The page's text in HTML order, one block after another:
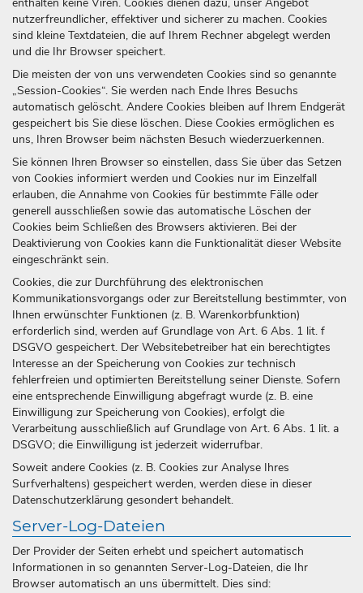
nutzerfreundlicher, effektiver und sicherer zu machen. Cookies
sind kleine Textdateien, die auf Ihrem Rechner abgelegt werden
und die Ihr Browser speichert.
Die meisten der von uns verwendeten Cookies sind so genannte
„Session-Cookies“. Sie werden nach Ende Ihres Besuchs
automatisch gelöscht. Andere Cookies bleiben auf Ihrem Endgerät
gespeichert bis Sie diese löschen. Diese Cookies ermöglichen es
uns, Ihren Browser beim nächsten Besuch wiederzuerkennen.
Sie können Ihren Browser so einstellen, dass Sie über das Setzen
von Cookies informiert werden und Cookies nur im Einzelfall
erlauben, die Annahme von Cookies für bestimmte Fälle oder
generell ausschließen sowie das automatische Löschen der
Cookies beim Schließen des Browsers aktivieren. Bei der
Deaktivierung von Cookies kann die Funktionalität dieser Website
eingeschränkt sein.
Cookies, die zur Durchführung des elektronischen
Kommunikationsvorgangs oder zur Bereitstellung bestimmter, von
Ihnen erwünschter Funktionen (z. B. Warenkorbfunktion)
erforderlich sind, werden auf Grundlage von Art. 6 Abs. 1 lit. f
DSGVO gespeichert. Der Websitebetreiber hat ein berechtigtes
Interesse an der Speicherung von Cookies zur technisch
fehlerfreien und optimierten Bereitstellung seiner Dienste. Sofern
eine entsprechende Einwilligung abgefragt wurde (z. B. eine
Einwilligung zur Speicherung von Cookies), erfolgt die
Verarbeitung ausschließlich auf Grundlage von Art. 6 Abs. 1 lit. a
DSGVO; die Einwilligung ist jederzeit widerrufbar.
Soweit andere Cookies (z. B. Cookies zur Analyse Ihres
Surfverhaltens) gespeichert werden, werden diese in dieser
Datenschutzerklärung gesondert behandelt.
Server-Log-Dateien
Der Provider der Seiten erhebt und speichert automatisch
Informationen in so genannten Server-Log-Dateien, die Ihr
Browser automatisch an uns übermittelt. Dies sind: